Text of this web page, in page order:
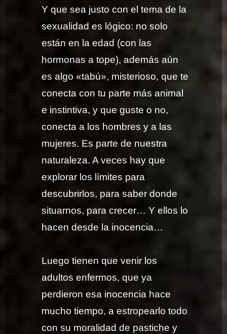
Y que sea justo con el tema de la
sexualidad es lógico: no solo
están en la edad (con las
hormonas a tope), además aún
es algo «tabú», misterioso, que te
conecta con tu parte más animal
e instintiva, y que guste o no,
conecta a los hombres y a las
mujeres. Es parte de nuestra
naturaleza. A veces hay que
explorar los límites para
descubrirlos, para saber donde
situarnos, para crecer… Y ellos lo
hacen desde la inocencia…
Luego tienen que venir los
adultos enfermos, que ya
perdieron esa inocencia hace
mucho tiempo, a estropearlo todo
con su moralidad de pastiche y